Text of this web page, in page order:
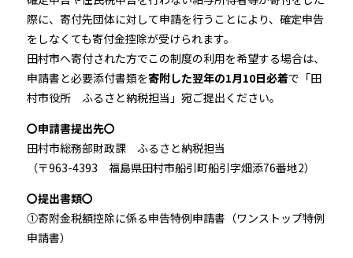
際に、寄付先団体に対して申請を行うことにより、確定申告
をしなくても寄付金控除が受けられます。
田村市へ寄付された方でこの制度の利用を希望する場合は、
申請書と必要添付書類を寄附した翌年の1月10日必着で「田
村市役所 ふるさと納税担当」宛ご提出ください。
〇申請書提出先〇
田村市総務部財政課 ふるさと納税担当
（〒963-4393 福島県田村市船引町船引字畑添76番地2）
〇提出書類〇
①寄附金税額控除に係る申告特例申請書（ワンストップ特例
申請書）